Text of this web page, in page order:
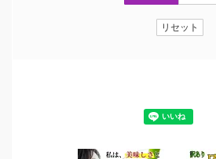
リセット